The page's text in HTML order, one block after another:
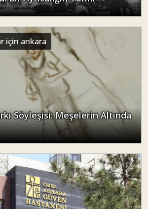
için ankara
Söyleşisi: Meşelerin Altında